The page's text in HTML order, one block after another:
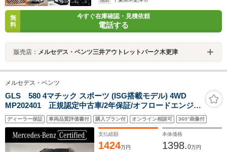
無
料
今すぐ在庫確認・見積依頼
電話する
販売店： メルセデス・ベンツ三井アウトレットパーク木更津
メルセデス・ベンツ
GLS 580 4マチック スポーツ (ISG搭載モデル) 4WD
MP202401 正規認定中古車/2年保証/オフロードエンジニ
アリングパッケージ/E-ACTIVE BODY CONTROL/AMG
ラインエクステリア/22インチAMGアルミホイール/3列独
立調整クライメートコントロール/シートベンチレーター
ディーラー保証 車両品質評価書付 購入プラン付 オンライン相談可 360°画像付
支払総額
1424万円
本体価格
1398.0万円